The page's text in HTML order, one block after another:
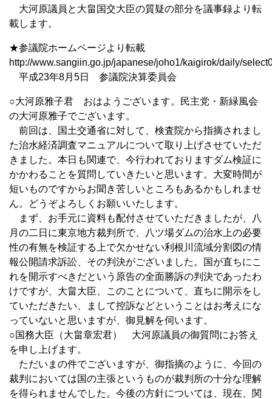
大河原議員と大畠国交大臣の質疑の部分を議事録より転
載します。
★参議院ホームページより転載
http://www.sangiin.go.jp/japanese/joho1/kaigirok/daily/
平成23年8月5日 参議院決算委員会
○大河原雅子君 おはようございます。民主党・新緑風会
の大河原雅子でございます。
前回は、国土交通省に対して、検査院から指摘されまし
た治水経済調査マニュアルについて取り上げさせていただ
きました。本日も関連で、今行われておりますダム検証に
かかわることを質問していきたいと思います。大変時間が
短いものですからお聞き苦しいところもあるかもしれませ
ん。どうぞよろしくお願いいたします。
まず、お手元に資料も配付させていただきましたが、八
月の二日に東京地方裁判所で、八ツ場ダムの治水上の必要
性の有無を検証する上で欠かせない利根川流域分割図の情
報公開請求訴訟、その判決がございました。国が直ちにこ
れを開示すべきだという原告の全面勝訴の判決であったわ
けですが、大畠大臣、このことについて、直ちに開示をし
ていただきたい、まして控訴などということはお考えにな
っていないと思いますが、御見解を伺います。
○国務大臣（大畠章宏君） 大河原議員の御質問にお答え
を申し上げます。
ただいまの件でございますが、御指摘のように、今回の
裁判においては国の主張というものが裁判所の十分な理解
を得られませんでした。今後の方針については、現在、関